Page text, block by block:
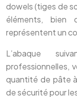
dowels (tiges de
éléments, bien
représentent un
L’abaque
professionnelles,
quantité de pâte
de sécurité pour